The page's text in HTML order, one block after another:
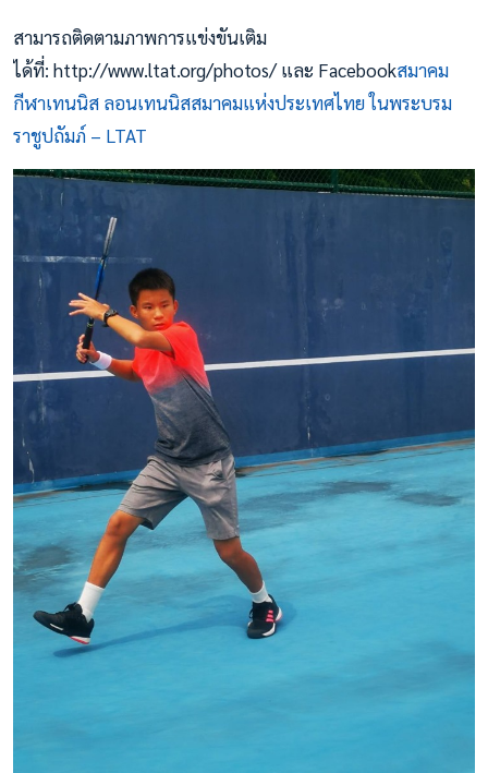
สามารถติดตามภาพการแข่งขันเติม
ได้ที่: http://www.ltat.org/photos/ และ Facebookสมาคม
กีฬาเทนนิส ลอนเทนนิสสมาคมแห่งประเทศไทย ในพระบรม
ราชูปถัมภ์ – LTAT